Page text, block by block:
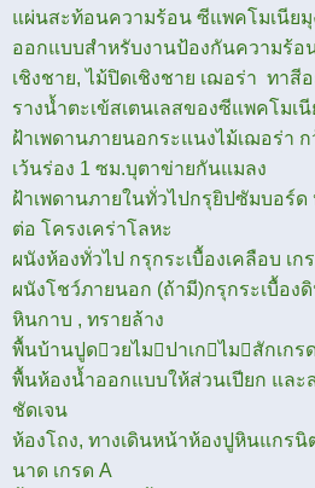
แผ่นสะท้อนความร้อน ซีแพคโมเนียมุ
ออกแบบสำหรับงานป้องกันความร้อ
เชิงชาย, ไม้ปิดเชิงชาย เฌอร่า ทาสี
รางน้ำตะเข้สเตนเลสของซีแพคโมเ
ฝ้าเพดานภายนอกระแนงไม้เฌอร่า
เว้นร่อง 1 ซม.บุตาข่ายกันแมลง
ฝ้าเพดานภายในทั่วไปกรุยิปซัมบอร์ด
ต่อ โครงเคร่าโลหะ
ผนังห้องทั่วไป กรุกระเบื้องเคลือบ เก
ผนังโชว์ภายนอก (ถ้ามี)กรุกระเบื้องดิ
หินกาบ , ทรายล้าง
พื้นบ้านปูดวยไมปาเกไมสักเกร
พื้นห้องน้ำออกแบบให้ส่วนเปียก แล
ชัดเจน
ห้องโถง, ทางเดินหน้าห้องปูหินแกร
นาด เกรด A